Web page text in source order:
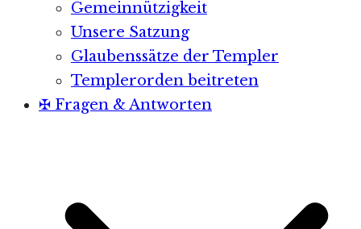
Gemeinnützigkeit
Unsere Satzung
Glaubenssätze der Templer
Templerorden beitreten
✠ Fragen & Antworten